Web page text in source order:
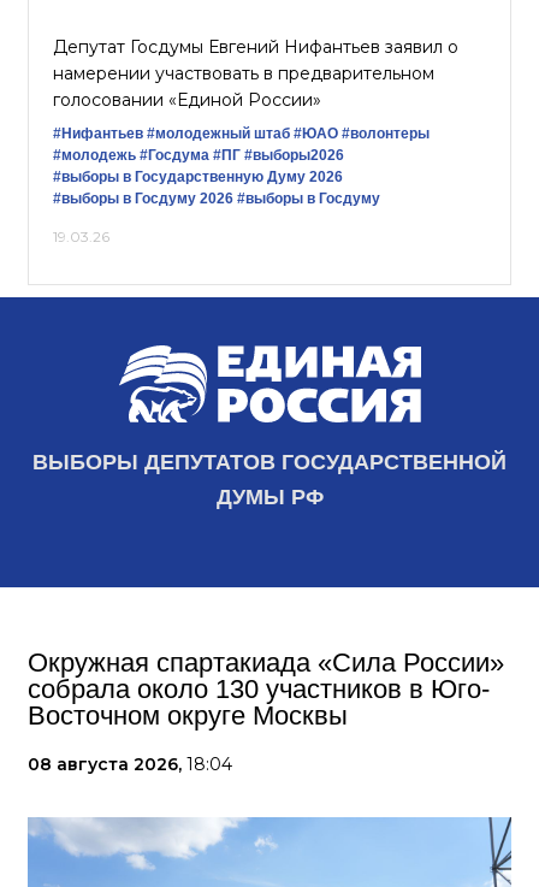
Депутат Госдумы Евгений Нифантьев заявил о
намерении участвовать в предварительном
голосовании «Единой России»
#Нифантьев #молодежный штаб #ЮАО #волонтеры
#молодежь #Госдума #ПГ #выборы2026
#выборы в Государственную Думу 2026
#выборы в Госдуму 2026 #выборы в Госдуму
19.03.26
ВЫБОРЫ ДЕПУТАТОВ ГОСУДАРСТВЕННОЙ
ДУМЫ РФ
Окружная спартакиада «Сила России»
собрала около 130 участников в Юго-
Восточном округе Москвы
08 августа 2026, 18:04